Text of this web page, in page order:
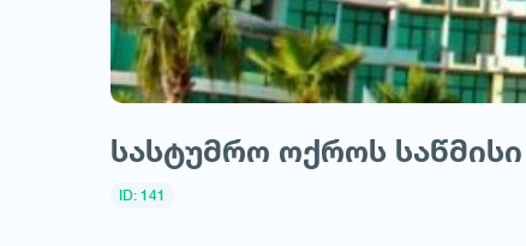
სასტუმრო ოქროს საწმისი
ID: 141